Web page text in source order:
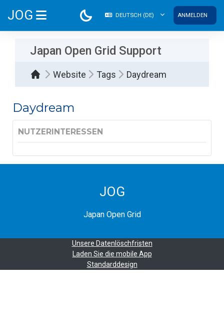
JOG
WEBSITE-ÜBERSICHT
DEUTSCH ‎(DE)‎ ANMELDEN
Japan Open Grid Support
Website Tags Daydream
Daydream
NUTZERINTERESSEN
JOG
Japan Open Grid
Unsere Datenlöschfristen
Laden Sie die mobile App
Standarddesign